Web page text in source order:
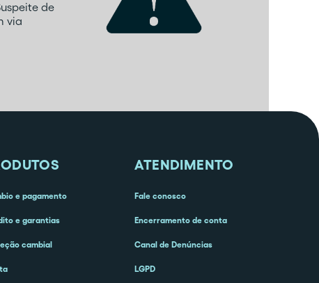
de
via
e pagamento
e garantias
cambial
ATENDIMENTO
Fale conosco
Encerramento de conta
Canal de Denúncias
LGPD